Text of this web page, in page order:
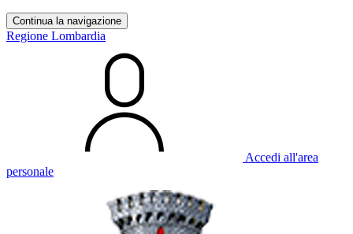
Continua la navigazione
Regione Lombardia
Accedi all'area
personale